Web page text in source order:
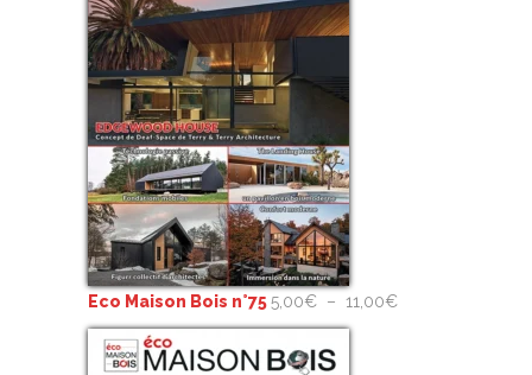
Eco Maison Bois n°755,00€ – 11,00€Plage